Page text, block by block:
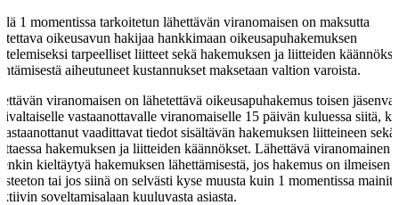
1 momentissa tarkoitetun lähettävän viranomaisen on maksutta
oikeusavun hakijaa hankkimaan oikeusapuhakemuksen
tarpeelliset liitteet sekä hakemuksen ja liitteiden
aiheutuneet kustannukset maksetaan valtion varoista.
viranomaisen on lähetettävä oikeusapuhakemus toisen
vastaanottavalle viranomaiselle 15 päivän kuluessa siitä,
vaadittavat tiedot sisältävän hakemuksen liitteineen sekä
hakemuksen ja liitteiden käännökset. Lähettävä viranomainen
kieltäytyä hakemuksen lähettämisestä, jos hakemus on ilmeisen
tai jos siinä on selvästi kyse muusta kuin 1 momentissa
soveltamisalaan kuuluvasta asiasta.